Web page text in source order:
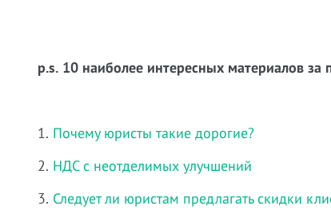
p.s. 10 наиболее интересных материалов за
1. Почему юристы такие дорогие?
2. НДС с неотделимых улучшений
3. Следует ли юристам предлагать скидки